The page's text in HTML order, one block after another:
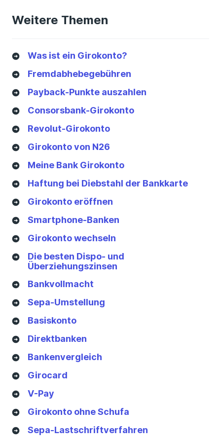
Anbieter wie Sparkassen und Volksbanken
Weitere Themen
Was ist ein Girokonto?
Fremdabhebegebühren
Payback-Punkte auszahlen
Consorsbank-Girokonto
Revolut-Girokonto
Girokonto von N26
Meine Bank Girokonto
Haftung bei Diebstahl der Bankkarte
Girokonto eröffnen
Smartphone-Banken
Girokonto wechseln
Die besten Dispo- und
Überziehungszinsen
Bankvollmacht
Sepa-Umstellung
Basiskonto
Direktbanken
Bankenvergleich
Girocard
V-Pay
Girokonto ohne Schufa
Sepa-Lastschriftverfahren
fundiert
Das ePaper – jetzt mit neuer ETF-Strategie & AV
Du erhältst das ePaper kostenlos nach Anmeldung
zum Finanztip Newsletter. Der bringt Dir jeden Freitag
Postfach
Jetzt anmelden
Hier findest Du unsere Datenschutzerklärung